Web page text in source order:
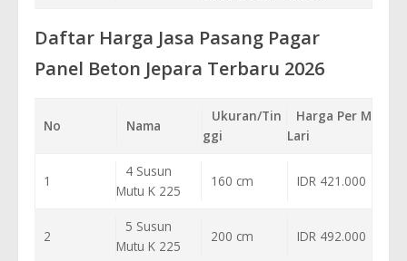
Daftar Harga Jasa Pasang Pagar
Panel Beton Jepara Terbaru 2026
No Nama
Ukuran/Tin
ggi
Harga Per M
Lari
1
4 Susun
Mutu K 225
160 cm IDR 421.000
2
5 Susun
Mutu K 225
200 cm IDR 492.000